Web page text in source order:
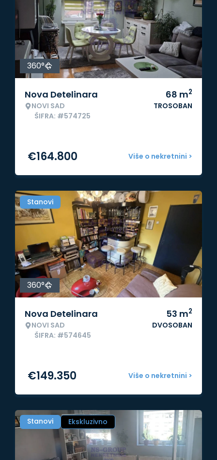
360°
Nova Detelinara
NOVI SAD
ŠIFRA: #574725
68 m2
TROSOBAN
Više o nekretnini >
€164.800
Stanovi
360°
Nova Detelinara
NOVI SAD
ŠIFRA: #574645
53 m2
DVOSOBAN
Više o nekretnini >
€149.350
Stanovi Ekskluzivno